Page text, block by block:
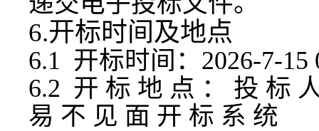
6.开标时间及地点
6.1 开标时间：2026-7-15
6.2 开 标 地 点 ： 投 标
易 不 见 面 开 标 系 统